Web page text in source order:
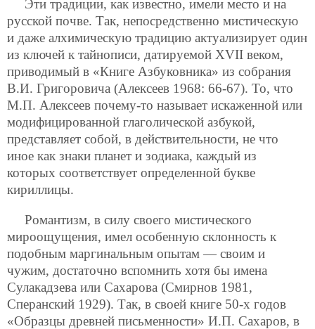
Эти традиции, как известно, имели место и на
русской почве. Так, непосредственно мистическую
и даже алхимическую традицию актуализирует один
из ключей к тайнописи, датируемой XVII веком,
приводимый в «Книге Азбуковника» из собрания
В.И. Григоровича (Алексеев 1968: 66-67). То, что
М.П. Алексеев почему-то называет искаженной или
модифицированной глаголической азбукой,
представляет собой, в действительности, не что
иное как знаки планет и зодиака, каждый из
которых соответствует определенной букве
кириллицы.
Романтизм, в силу своего мистического
мироощущения, имел особенную склонность к
подобным маргинальным опытам — своим и
чужим, достаточно вспомнить хотя бы имена
Сулакадзева или Сахарова (Смирнов 1981,
Сперанский 1929). Так, в своей книге 50-х годов
«Образцы древней письменности» И.П. Сахаров, в